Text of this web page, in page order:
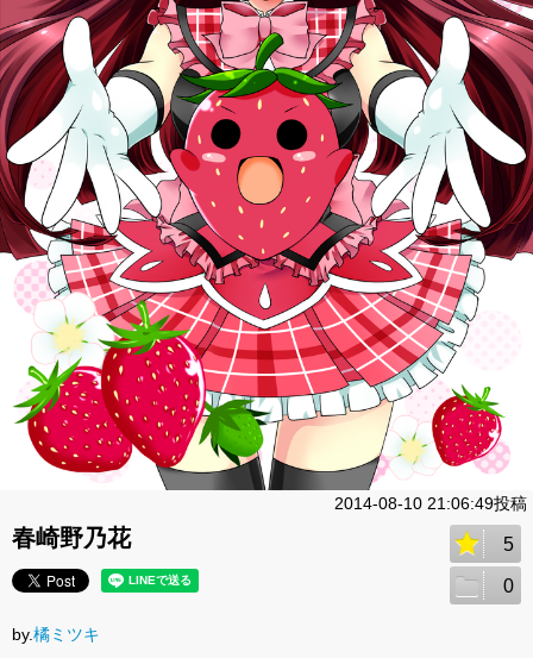
2014-08-10 21:06:49投稿
春崎野乃花 5
0
by.橘ミツキ